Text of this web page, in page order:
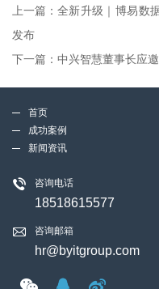
上一篇： 全新升级｜博易数
发布
下一篇： 中兴智慧董事长应
首页
成功案例
新闻资讯
咨询电话
18518615577
咨询邮箱
hr@byitgroup.com